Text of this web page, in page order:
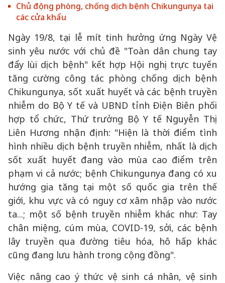
Chủ động phòng, chống dịch bệnh Chikungunya tại
các cửa khẩu
Ngày 19/8, tại lễ mít tinh hưởng ứng Ngày Vệ
sinh yêu nước với chủ đề "Toàn dân chung tay
đẩy lùi dịch bệnh" kết hợp Hội nghị trực tuyến
tăng cường công tác phòng chống dịch bệnh
Chikungunya, sốt xuất huyết và các bệnh truyền
nhiễm do Bộ Y tế và UBND tỉnh Điện Biên phối
hợp tổ chức, Thứ trưởng Bộ Y tế Nguyễn Thị
Liên Hương nhận định: "Hiện là thời điểm tình
hình nhiều dịch bệnh truyền nhiễm, nhất là dịch
sốt xuất huyết đang vào mùa cao điểm trên
phạm vi cả nước; bệnh Chikungunya đang có xu
hướng gia tăng tại một số quốc gia trên thế
giới, khu vực và có nguy cơ xâm nhập vào nước
ta...; một số bệnh truyền nhiễm khác như: Tay
chân miệng, cúm mùa, COVID-19, sởi, các bệnh
lây truyền qua đường tiêu hóa, hô hấp khác
cũng đang lưu hành trong cộng đồng".
Việc nâng cao ý thức vệ sinh cá nhân, vệ sinh